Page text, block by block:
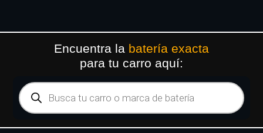
Encuentra la batería exacta
para tu carro aquí: